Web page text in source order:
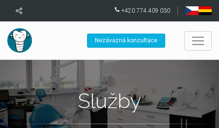
+420 774 409 030
Nezávazná konzultace
Služby